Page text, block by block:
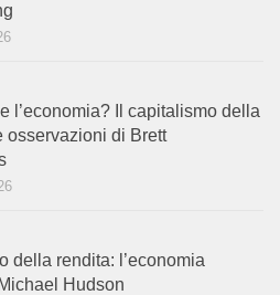
l’economia? Il capitalismo della
osservazioni di Brett
della rendita: l’economia
Hudson